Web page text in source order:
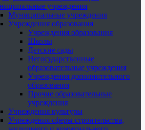
учреждения
Муниципальные учреждения
Учреждения образования
Учреждения образования
Школы
Детские сады
Негосударственные
образовательные учреждения
Учреждения дополнительного
образования
Прочие образовательные
учреждения
Учреждения культуры
Учреждения сферы строительства,